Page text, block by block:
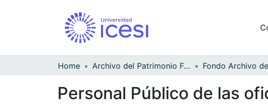
Home Archivo del Patrimonio Fotográfico y Fílmico del Valle del Cauca
Personal Público de las